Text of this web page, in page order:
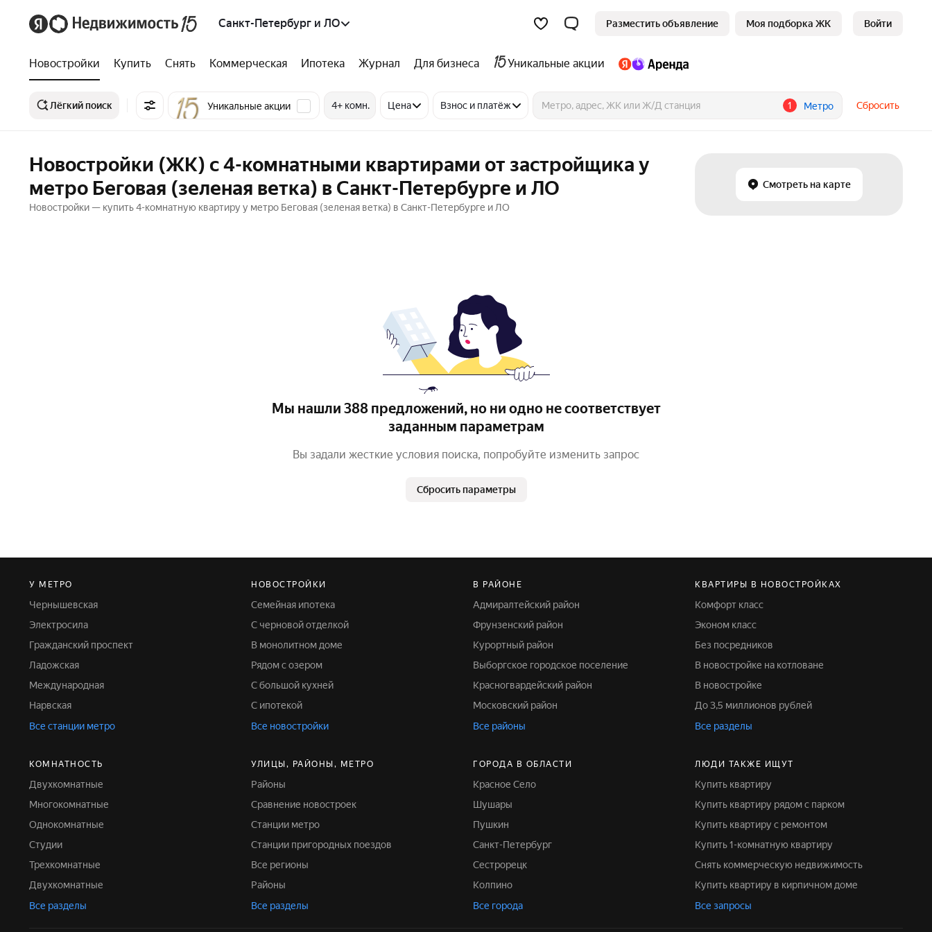
Санкт-Петербург и ЛО Разместить объявление Моя подборка ЖК Войти
Новостройки Купить Снять Коммерческая Ипотека Журнал Для бизнеса Уникальные акции
Лёгкий поиск Уникальные акции 4+ комн. Цена Взнос и платёж 1 Метро Сбросить
Новостройки (ЖК) с 4-комнатными квартирами от застройщика у
метро Беговая (зеленая ветка) в Санкт-Петербурге и ЛО
Новостройки — купить 4-комнатную квартиру у метро Беговая (зеленая ветка) в Санкт-Петербурге и ЛО
Смотреть на карте
Мы нашли 388 предложений, но ни одно не соответствует
заданным параметрам
Вы задали жесткие условия поиска, попробуйте изменить запрос
Сбросить параметры
У МЕТРО
Чернышевская
Электросила
Гражданский проспект
Ладожская
Международная
Нарвская
Все станции метро
НОВОСТРОЙКИ
Семейная ипотека
С черновой отделкой
В монолитном доме
Рядом с озером
С большой кухней
С ипотекой
Все новостройки
В РАЙОНЕ
Адмиралтейский район
Фрунзенский район
Курортный район
Выборгское городское поселение
Красногвардейский район
Московский район
Все районы
КВАРТИРЫ В НОВОСТРОЙКАХ
Комфорт класс
Эконом класс
Без посредников
В новостройке на котловане
В новостройке
До 3,5 миллионов рублей
Все разделы
КОМНАТНОСТЬ
Двухкомнатные
Многокомнатные
Однокомнатные
Студии
Трехкомнатные
Двухкомнатные
Все разделы
УЛИЦЫ, РАЙОНЫ, МЕТРО
Районы
Сравнение новостроек
Станции метро
Станции пригородных поездов
Все регионы
Районы
Все разделы
ГОРОДА В ОБЛАСТИ
Красное Село
Шушары
Пушкин
Санкт-Петербург
Сестрорецк
Колпино
Все города
ЛЮДИ ТАКЖЕ ИЩУТ
Купить квартиру
Купить квартиру рядом с парком
Купить квартиру с ремонтом
Купить 1-комнатную квартиру
Снять коммерческую недвижимость
Купить квартиру в кирпичном доме
Все запросы